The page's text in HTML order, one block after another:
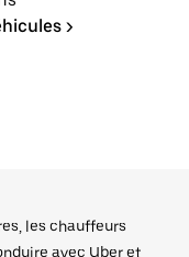
>
les chauffeurs
avec Uber et